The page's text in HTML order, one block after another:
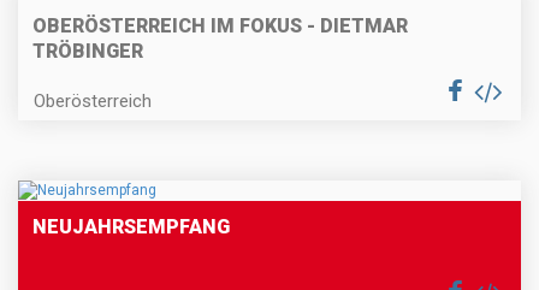
OBERÖSTERREICH IM FOKUS - DIETMAR
TRÖBINGER
Oberösterreich
NEUJAHRSEMPFANG